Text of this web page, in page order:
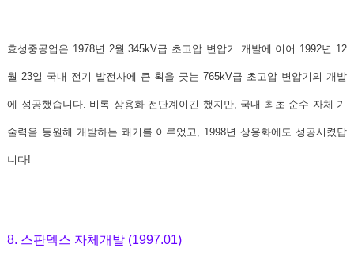
효성중공업은 1978년 2월 345kV급 초고압 변압기 개발에 이어 1992년 12
월 23일 국내 전기 발전사에 큰 획을 긋는765kV급 초고압 변압기의 개발
에 성공했습니다. 비록 상용화 전단계이긴 했지만, 국내 최초 순수 자체 기
술력을 동원해 개발하는 쾌거 를 이루었고, 1998년 상용화에도 성공시켰답
니다!
8. 스판덱스 자체개발 (1997.01)